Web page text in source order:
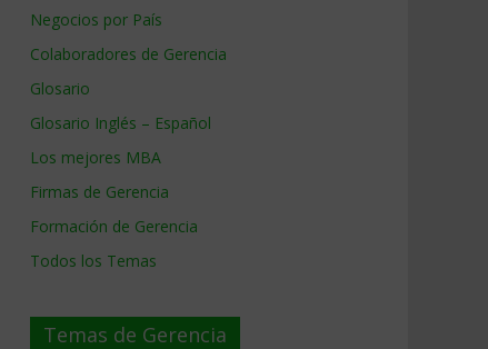
Negocios por País
Colaboradores de Gerencia
Glosario
Glosario Inglés – Español
Los mejores MBA
Firmas de Gerencia
Formación de Gerencia
Todos los Temas
Temas de Gerencia